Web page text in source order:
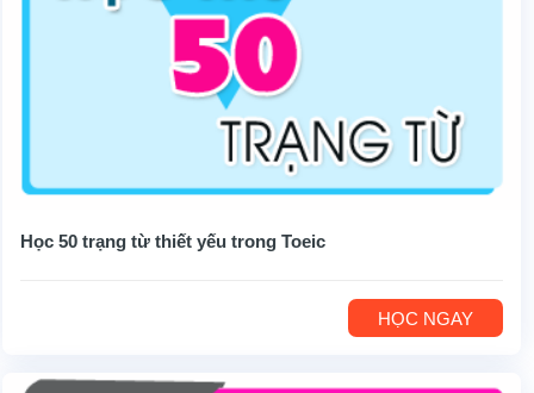
Học 50 trạng từ thiết yếu trong Toeic
HỌC NGAY